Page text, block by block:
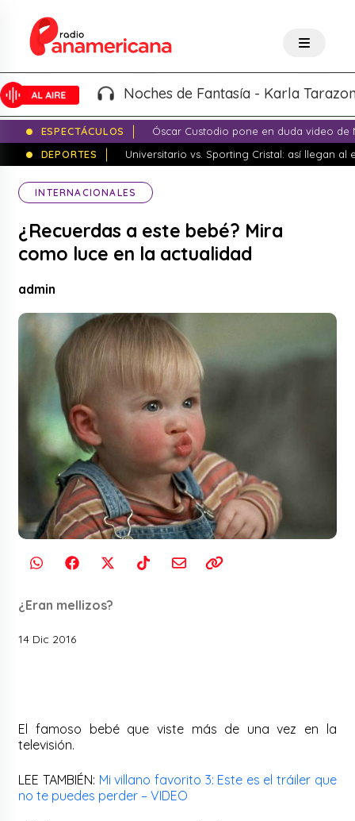
Noches de Fantasía - Karla Tarazona |
ESPECTÁCULOS
Óscar Custodio pone en duda video de
DEPORTES
Universitario vs. Sporting Cristal: así llegan al
INTERNACIONALES
¿Recuerdas a este bebé? Mira
como luce en la actualidad
admin
¿Eran mellizos?
14 Dic 2016
El famoso bebé que viste más de una vez en la
televisión.
LEE TAMBIÉN: Mi villano favorito 3: Este es el tráiler que
no te puedes perder – VIDEO